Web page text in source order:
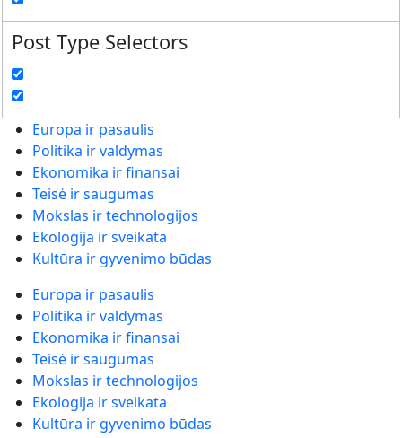
Post Type Selectors
Europa ir pasaulis
Politika ir valdymas
Ekonomika ir finansai
Teisė ir saugumas
Mokslas ir technologijos
Ekologija ir sveikata
Kultūra ir gyvenimo būdas
Europa ir pasaulis
Politika ir valdymas
Ekonomika ir finansai
Teisė ir saugumas
Mokslas ir technologijos
Ekologija ir sveikata
Kultūra ir gyvenimo būdas